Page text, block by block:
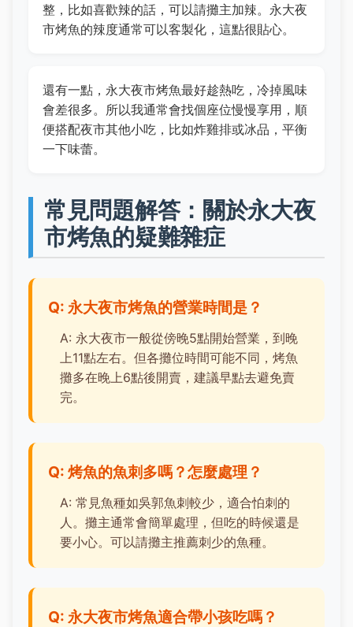
整，比如喜歡辣的話，可以請攤主加辣。永大夜
市烤魚的辣度通常可以客製化，這點很貼心。
還有一點，永大夜市烤魚最好趁熱吃，冷掉風味
會差很多。所以我通常會找個座位慢慢享用，順
便搭配夜市其他小吃，比如炸雞排或冰品，平衡
一下味蕾。
常見問題解答：關於永大夜
市烤魚的疑難雜症
Q: 永大夜市烤魚的營業時間是？
A: 永大夜市一般從傍晚5點開始營業，到晚
上11點左右。但各攤位時間可能不同，烤魚
攤多在晚上6點後開賣，建議早點去避免賣
完。
Q: 烤魚的魚刺多嗎？怎麼處理？
A: 常見魚種如吳郭魚刺較少，適合怕刺的
人。攤主通常會簡單處理，但吃的時候還是
要小心。可以請攤主推薦刺少的魚種。
Q: 永大夜市烤魚適合帶小孩吃嗎？